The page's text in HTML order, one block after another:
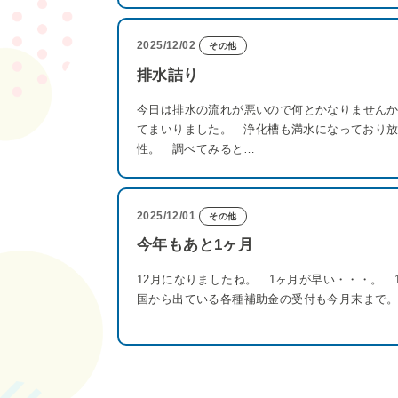
2025/12/02 その他
排水詰り
今日は排水の流れが悪いので何とかなりません
てまいりました。 浄化槽も満水になっており
性。 調べてみると…
2025/12/01 その他
今年もあと1ヶ月
12月になりましたね。 1ヶ月が早い・・・
国から出ている各種補助金の受付も今月末まで